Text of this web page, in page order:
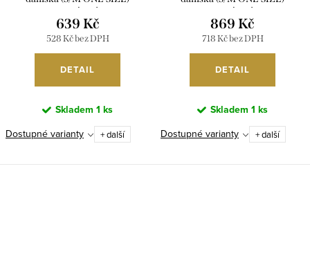
IMWB23251/DU
528 Kč bez DPH
639 Kč
DETAIL
Skladem 1 ks
Dostupné varianty + další
IMWB23090/01/DU
718 Kč bez DPH
869 Kč
DETAIL
Skladem 1 ks
Dostupné varianty + další